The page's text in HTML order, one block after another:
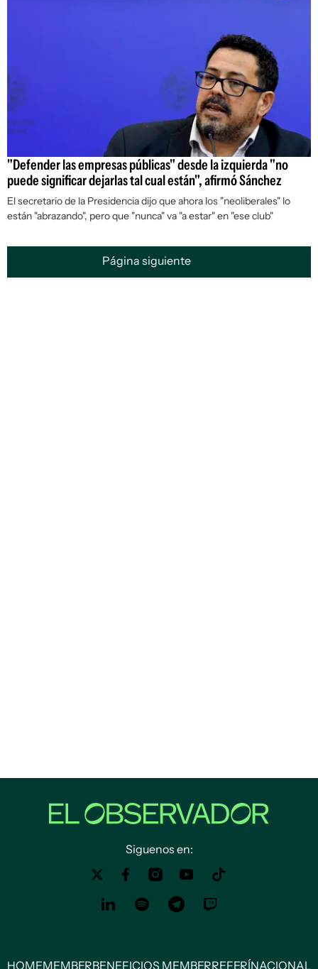
"Defender las empresas públicas" desde la izquierda "no
puede significar dejarlas tal cual están", afirmó Sánchez
El secretario de la Presidencia dijo que ahora los "neoliberales" lo
están "abrazando", pero que "nunca" va "a estar" en "ese club"
Página siguiente
Siguenos en:
HOMEMEMBERBENEFICIOS MEMBERREFERÍNACIONAL